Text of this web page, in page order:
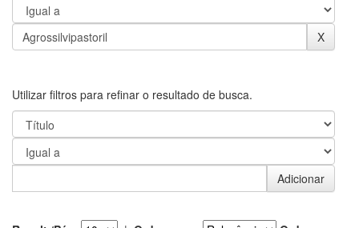
Utilizar filtros para refinar o resultado de busca.